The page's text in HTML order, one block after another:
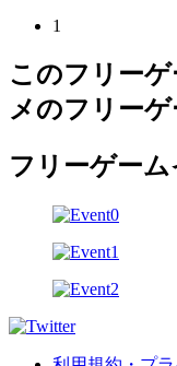
1
このフリー
メのフリーゲ
フリーゲーム